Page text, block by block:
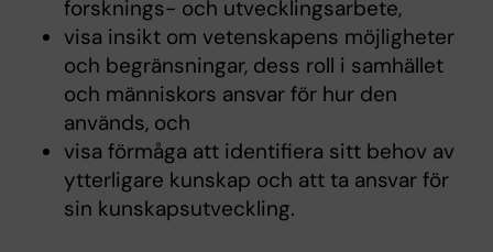
forsknings- och utvecklingsarbete,
visa insikt om vetenskapens möjligheter
och begränsningar, dess roll i samhället
och människors ansvar för hur den
används, och
visa förmåga att identifiera sitt behov av
ytterligare kunskap och att ta ansvar för
sin kunskapsutveckling.